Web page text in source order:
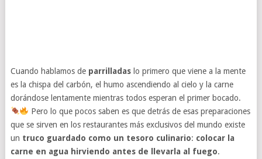
Cuando hablamos de parrilladaslo primero que viene a la mente
es la chispa del carbón, el humo ascendiendo al cielo y la carne
dorándose lentamente mientras todos esperan el primer bocado.
Pero lo que pocos saben es que detrás de esas preparaciones
que se sirven en los restaurantes más exclusivos del mundo existe
un truco guardado como un tesoro culinario: colocar la
carne en agua hirviendo antes de llevarla al fuego.